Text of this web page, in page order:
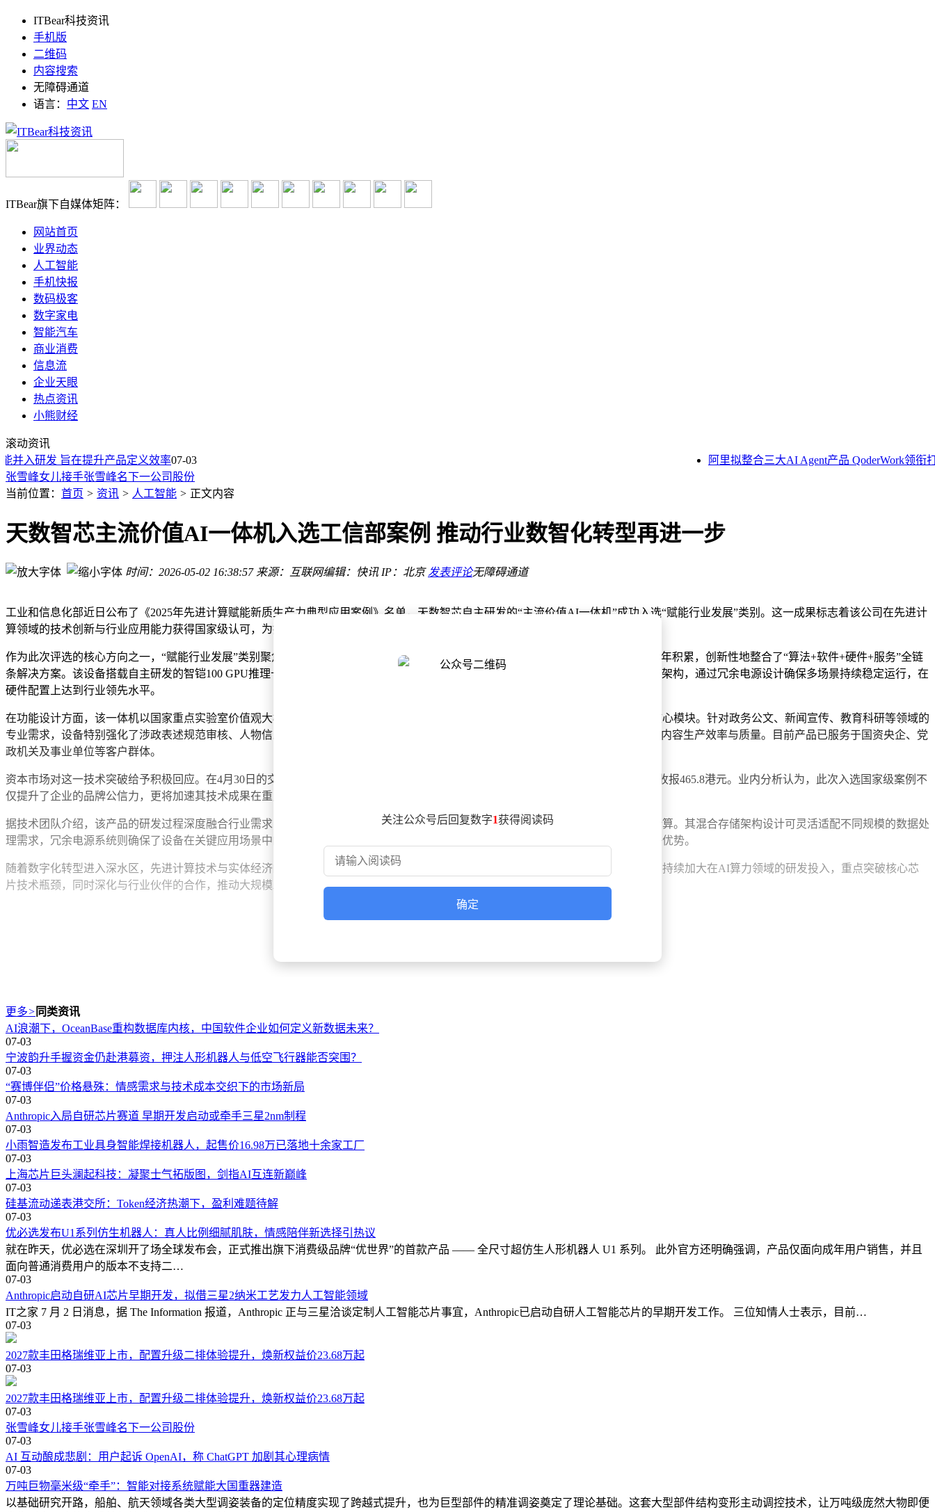
ITBear科技资讯
手机版
二维码
内容搜索
无障碍通道
语言： 中文 EN
ITBear旗下自媒体矩阵：
网站首页
业界动态
人工智能
手机快报
数码极客
数字家电
智能汽车
商业消费
信息流
企业天眼
热点资讯
小熊财经
滚动资讯
入研发 旨在提升产品定义效率07-03 阿里拟整合三大AI Agent产品 QoderWork领衔打
张雪峰退出苏州研途教育公司 女儿张姩菡接棒成为新股东
优必选发布U1系列仿生机器人：真人比例细腻肌肤，情感陪伴新选择引热议
2027款丰田格瑞维亚上市，配置升级二排体验提升，焕新权益价23.68万起
2027款丰田格瑞维亚上市，配置升级二排体验提升，焕新权益价23.68万起
张雪峰女儿接手张雪峰名下一公司股份
AI 互动酿成悲剧：用户起诉 OpenAI，称 ChatGPT 加剧其心理病情
昆仑万维披露天工AI业务ARR突破8亿美元
昆仑万维2026年二季度天工AI业务ARR超8亿，DramaWave引领短剧AI原生时代
张雪峰退出苏州研途教育公司 女儿张姩菡接棒成为新股东
优必选发布U1系列仿生机器人：真人比例细腻肌肤，情感陪伴新选择引热议
当前位置： 首页 > 资讯 > 人工智能 > 正文内容
天数智芯主流价值AI一体机入选工信部案例 推动行业数智化转型再进一步
时间：2026-05-02 16:38:57 来源：互联网编辑：快讯 IP：北京 发表评论无障碍通道
工业和信息化部近日公布了《2025年先进计算赋能新质生产力典型应用案例》名单，天数智芯自主研发的“主流价值AI一体机”成功入选“赋能行业发展”类别。这一成果标志着该公司在先进计
算领域的技术创新与行业应用能力获得国家级认可，为推动智能化转型提供了重要实践范例。
作为此次评选的核心方向之一，“赋能行业发展”类别聚焦计算技术在实际产业场景中的落地效果。天数智芯的入选产品基于政务领域多年积累，创新性地整合了“算法+软件+硬件+服务”全链
条解决方案。该设备搭载自主研发的智铠100 GPU推理卡，配合MR100 GPU与双路兆芯KH-40000处理器，形成1024GB内存与混合存储架构，通过冗余电源设计确保多场景持续稳定运行，在
硬件配置上达到行业领先水平。
在功能设计方面，该一体机以国家重点实验室价值观大模型为技术底座，构建了智能创作引擎、专业内容审校、写作素材知识库三大核心模块。针对政务公文、新闻宣传、教育科研等领域的
专业需求，设备特别强化了涉政表述规范审核、人物信息核验、敏感内容筛查等能力，通过“随查、随写、随审”的交互模式，显著提升内容生产效率与质量。目前产品已服务于国资央企、党
政机关及事业单位等客户群体。
资本市场对这一技术突破给予积极回应。在4月30日的交易中，港股半导体板块整体表现强劲，天数智芯股价单日涨幅达21.30%，最终收报465.8港元。业内分析认为，此次入选国家级案例不
仅提升了企业的品牌公信力，更将加速其技术成果在重点行业的规模化应用，为构建AI算力生态体系奠定基础。
据技术团队介绍，该产品的研发过程深度融合行业需求，通过持续优化算法模型与硬件协同效率，在保持低功耗的同时实现了高性能计算。其混合存储架构设计可灵活适配不同规模的数据处
理需求，冗余电源系统则确保了设备在关键应用场景中的可靠性，这些特性使其在政务、医疗等对稳定性要求极高的领域具备显著竞争优势。
随着数字化转型进入深水区，先进计算技术与实体经济的融合创新成为产业升级的关键驱动力。天数智芯表示，将以此次认定为契机，持续加大在AI算力领域的研发投入，重点突破核心芯
片技术瓶颈，同时深化与行业伙伴的合作，推动大规模AI部署方案在更多领域的实践应用。
关注公众号后回复数字1获得阅读码
确定
更多> 同类资讯
AI浪潮下，OceanBase重构数据库内核，中国软件企业如何定义新数据未来？
07-03
宁波韵升手握资金仍赴港募资，押注人形机器人与低空飞行器能否突围？
07-03
“赛博伴侣”价格悬殊：情感需求与技术成本交织下的市场新局
07-03
Anthropic入局自研芯片赛道 早期开发启动或牵手三星2nm制程
07-03
小雨智造发布工业具身智能焊接机器人，起售价16.98万已落地十余家工厂
07-03
上海芯片巨头澜起科技：凝聚士气拓版图，剑指AI互连新巅峰
07-03
硅基流动递表港交所：Token经济热潮下，盈利难题待解
07-03
优必选发布U1系列仿生机器人：真人比例细腻肌肤，情感陪伴新选择引热议
就在昨天，优必选在深圳开了场全球发布会，正式推出旗下消费级品牌“优世界”的首款产品 —— 全尺寸超仿生人形机器人 U1 系列。 此外官方还明确强调，产品仅面向成年用户销售，并且
面向普通消费用户的版本不支持二…
07-03
Anthropic启动自研AI芯片早期开发，拟借三星2纳米工艺发力人工智能领域
IT之家 7 月 2 日消息，据 The Information 报道，Anthropic 正与三星洽谈定制人工智能芯片事宜，Anthropic已启动自研人工智能芯片的早期开发工作。 三位知情人士表示，目前…
07-03
2027款丰田格瑞维亚上市，配置升级二排体验提升，焕新权益价23.68万起
07-03
2027款丰田格瑞维亚上市，配置升级二排体验提升，焕新权益价23.68万起
07-03
张雪峰女儿接手张雪峰名下一公司股份
07-03
AI 互动酿成悲剧：用户起诉 OpenAI，称 ChatGPT 加剧其心理病情
07-03
万吨巨物毫米级“牵手”：智能对接系统赋能大国重器建造
以基础研究开路，船舶、航天领域各类大型调姿装备的定位精度实现了跨越式提升，也为巨型部件的精准调姿奠定了理论基础。这套大型部件结构变形主动调控技术，让万吨级庞然大物即便